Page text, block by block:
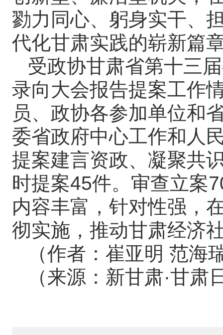
勠力同心、躬身实干、
代化甘肃实践的崭新篇
受政协甘肃省第十三
录向大会报告提案工作
员、政协各参加单位和
委省政府中心工作和人
提案建言资政、凝聚共
时提案45件。审查立案
内容丰富，针对性强，
彻实施，推动甘肃经济
（作者：崔亚明 范海
（来源：新甘肃·甘肃